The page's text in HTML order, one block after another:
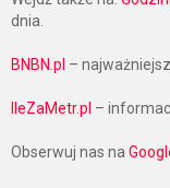
dnia.
BNBN.pl –
IleZaMetr.pl –
Obserwuj nas na